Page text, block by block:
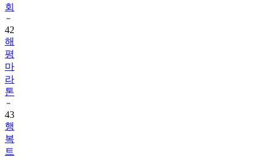
회
42
해
평
마
라
톤
43
행
복
트